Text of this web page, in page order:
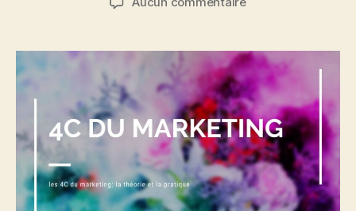
les
4C
du
marketing
?
Théorie
et
exemples
concrets